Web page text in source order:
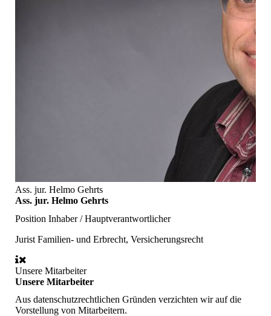
Ass. jur. Helmo Gehrts
Ass. jur. Helmo Gehrts
Position Inhaber / Hauptverantwortlicher
Jurist Familien- und Erbrecht, Versicherungsrecht
Unsere Mitarbeiter
Unsere Mitarbeiter
Aus datenschutzrechtlichen Gründen verzichten wir auf die
Vorstellung von Mitarbeitern.